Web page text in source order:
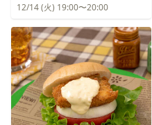
12/14 (火) 19:00〜20:00